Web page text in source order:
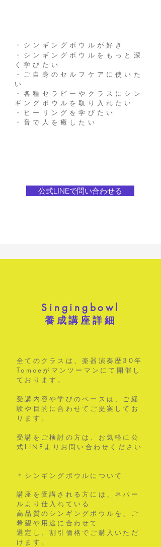
・シンギングボウルが好き
・シンギングボウルをもっと深
く学びたい
・ご自身のセルフケアに使いた
い
・各種セラピーやクラスにシン
ギングボウルを取り入れたい
​・ヒーリングを学びたい
​・音で人を癒したい
公式LINEで問い合わせる
Singingbowl
養成講座詳細
全てのクラスは、楽器演奏歴30年
Tomoeがマンツーマンにて開催し
ております。
受講内容や学びのペースは、ご経
験や目的に合わせてご提案してお
ります。
​受講をご検討の方は、お気軽に公
式LINEよりお問い合わせください
​＊シンギングボウルについて
講座を受講される方には、ネパー
ルより仕入れている
高品質のシンギングボウルを、ご
希望や用途に合わせて
選定し、割引価格でご購入いただ
けます。